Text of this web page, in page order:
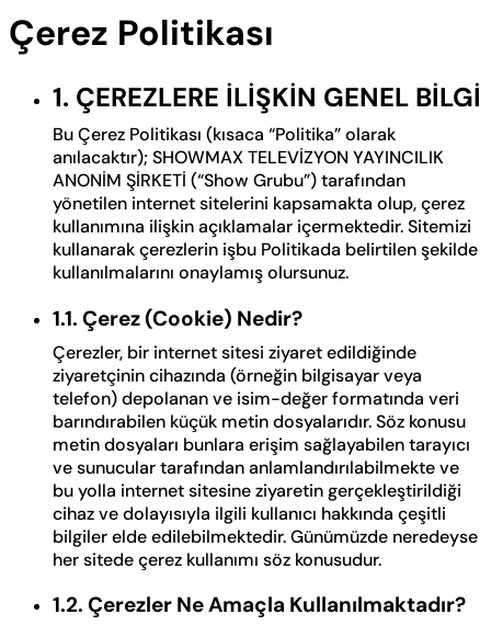
Çerez Politikası
1. ÇEREZLERE İLİŞKİN GENEL BİLGİ
Bu Çerez Politikası (kısaca “Politika” olarak
anılacaktır); SHOWMAX TELEVİZYON YAYINCILIK
ANONİM ŞİRKETİ (“Show Grubu”) tarafından
yönetilen internet sitelerini kapsamakta olup, çerez
kullanımına ilişkin açıklamalar içermektedir. Sitemizi
kullanarak çerezlerin işbu Politikada belirtilen şekilde
kullanılmalarını onaylamış olursunuz.
1.1. Çerez (Cookie) Nedir?
Çerezler, bir internet sitesi ziyaret edildiğinde
ziyaretçinin cihazında (örneğin bilgisayar veya
telefon) depolanan ve isim-değer formatında veri
barındırabilen küçük metin dosyalarıdır. Söz konusu
metin dosyaları bunlara erişim sağlayabilen tarayıcı
ve sunucular tarafından anlamlandırılabilmekte ve
bu yolla internet sitesine ziyaretin gerçekleştirildiği
cihaz ve dolayısıyla ilgili kullanıcı hakkında çeşitli
bilgiler elde edilebilmektedir. Günümüzde neredeyse
her sitede çerez kullanımı söz konusudur.
1.2. Çerezler Ne Amaçla Kullanılmaktadır?